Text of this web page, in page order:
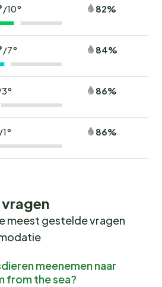
/10° 82%
/7° 84%
86%
/1° 86%
meest gestelde vragen
meenemen naar
from the sea?